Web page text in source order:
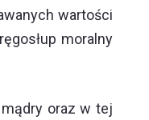
wartości
moralny
oraz w tej